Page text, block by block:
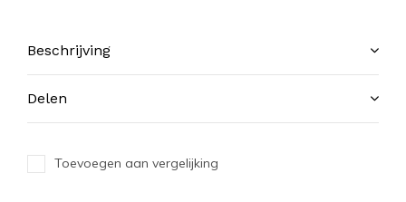
Beschrijving
Delen
Toevoegen aan vergelijking